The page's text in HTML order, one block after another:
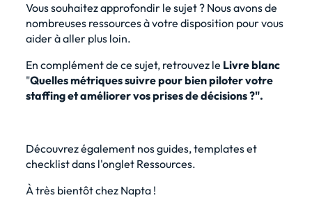
Vous souhaitez approfondir le sujet ? Nous avons de
nombreuses ressources à votre disposition pour vous
aider à aller plus loin.
En complément de ce sujet, retrouvez le Livre blanc
"Quelles métriques suivre pour bien piloter votre
staffing et améliorer vos prises de décisions ?".
Découvrez également nos guides, templates et
checklist dans l'onglet Ressources.
À très bientôt chez Napta !